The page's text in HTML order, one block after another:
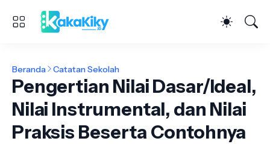
Beranda Catatan Sekolah
Pengertian Nilai Dasar/Ideal,
Nilai Instrumental, dan Nilai
Praksis Beserta Contohnya